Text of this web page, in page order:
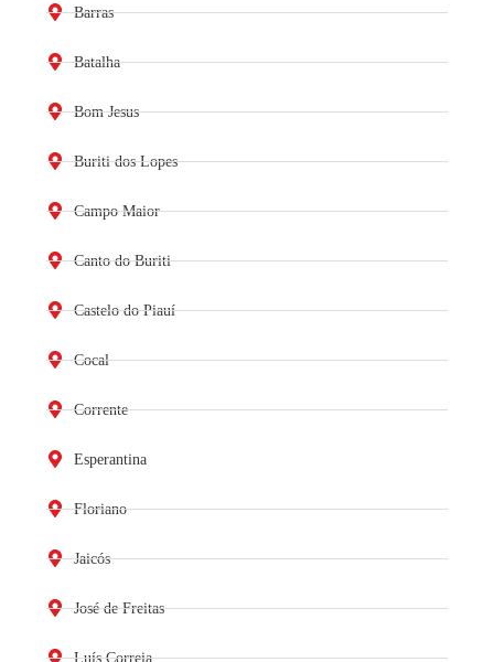
Barras
Batalha
Bom Jesus
Buriti dos Lopes
Campo Maior
Canto do Buriti
Castelo do Piauí
Cocal
Corrente
Esperantina
Floriano
Jaicós
José de Freitas
Luís Correia